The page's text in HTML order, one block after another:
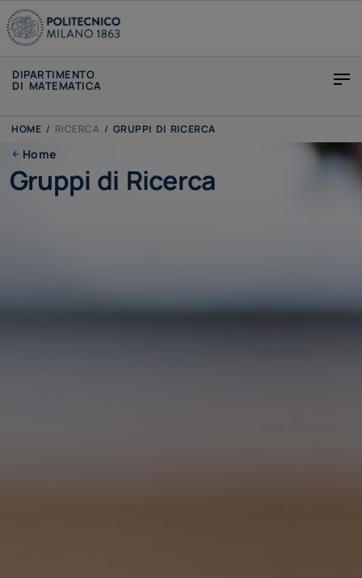
DIPARTIMENTO
DI MATEMATICA
HOME / RICERCA / GRUPPI DI RICERCA
Home
Gruppi di Ricerca